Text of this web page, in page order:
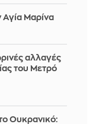
Αγία Μαρίνα
αλλαγές
του Μετρό
Ουκρανικό: